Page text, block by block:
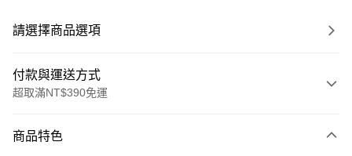
請選擇商品選項
付款與運送方式
超取滿NT$390免運
POYA支付
商品特色